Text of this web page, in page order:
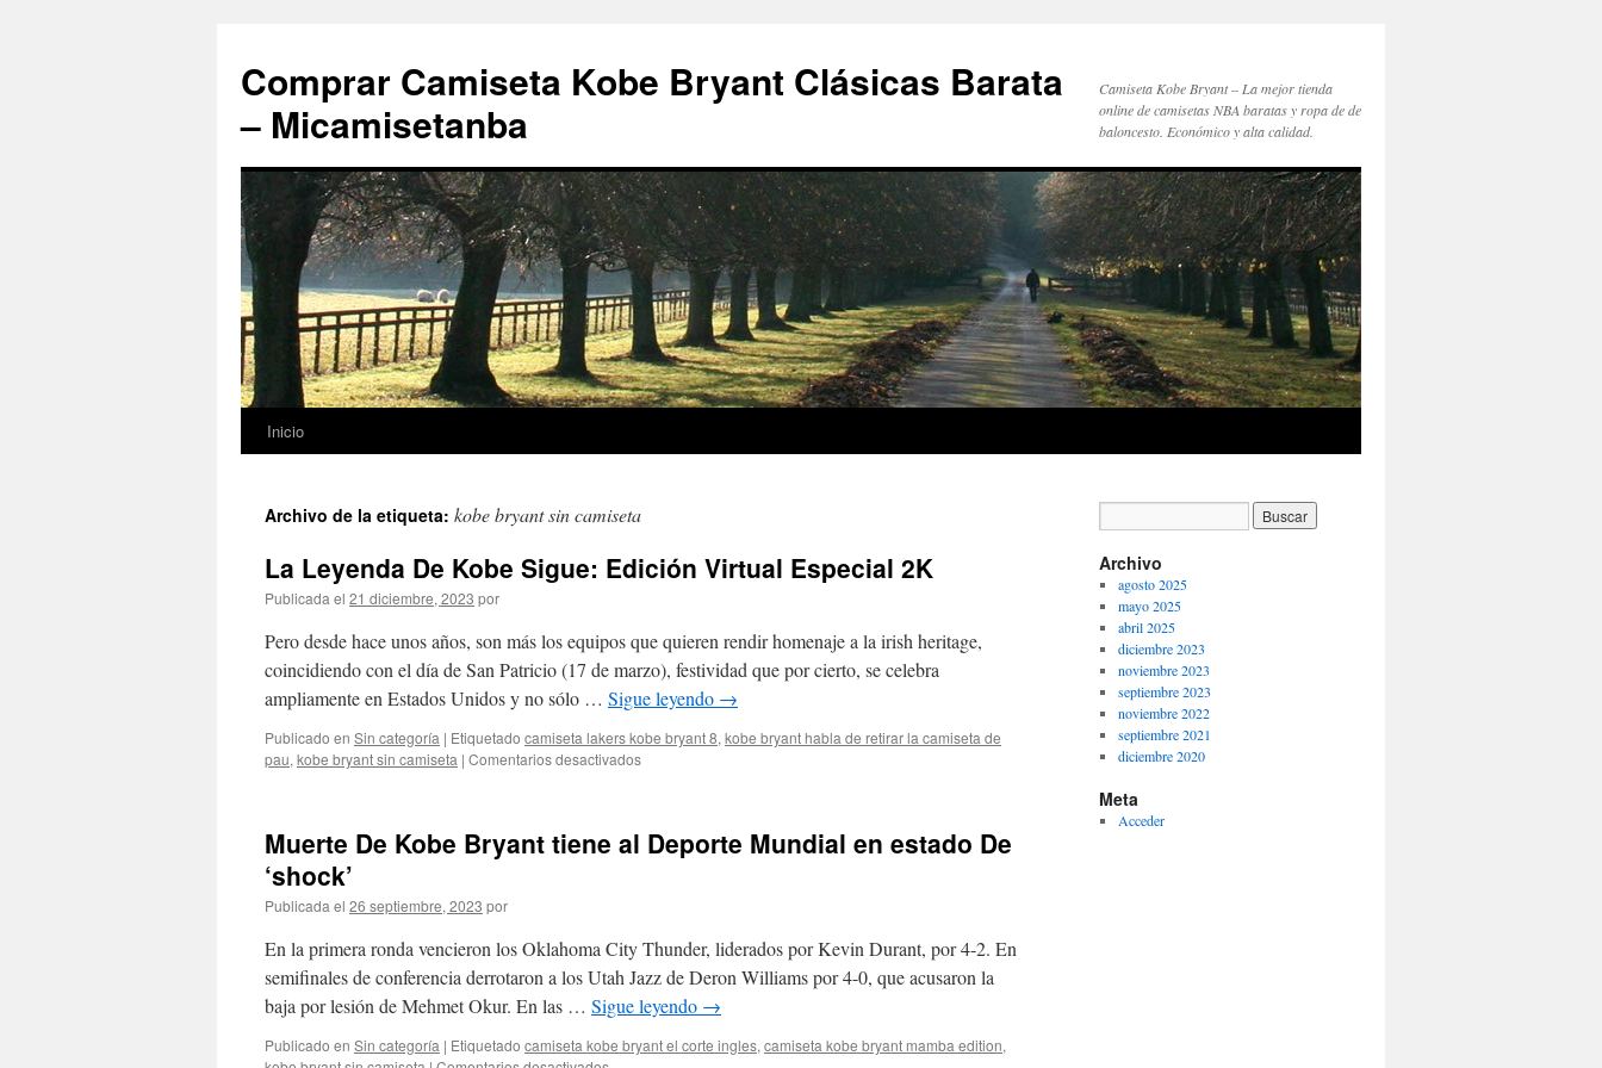
Comprar Camiseta Kobe Bryant Clásicas Barata
– Micamisetanba
Camiseta Kobe Bryant – La mejor tienda
online de camisetas NBA baratas y ropa de de
baloncesto. Económico y alta calidad.
Saltar
contenido
Inicio
Archivo de la etiqueta: kobe bryant sin camiseta
La Leyenda De Kobe Sigue: Edición Virtual Especial 2K
Publicada el 21 diciembre, 2023 por
Pero desde hace unos años, son más los equipos que quieren rendir homenaje a la irish heritage,
coincidiendo con el día de San Patricio (17 de marzo), festividad que por cierto, se celebra
ampliamente en Estados Unidos y no sólo … Sigue leyendo →
Publicado en Sin categoría | Etiquetado camiseta lakers kobe bryant 8, kobe bryant habla de retirar la camiseta de
pau, kobe bryant sin camiseta | Comentarios desactivadosen
Kobe
Sigue:
2K
Muerte De Kobe Bryant tiene al Deporte Mundial en estado De
‘shock’
Publicada el 26 septiembre, 2023 por
En la primera ronda vencieron los Oklahoma City Thunder, liderados por Kevin Durant, por 4-2. En
semifinales de conferencia derrotaron a los Utah Jazz de Deron Williams por 4-0, que acusaron la
baja por lesión de Mehmet Okur. En las … Sigue leyendo →
Publicado en Sin categoría | Etiquetado camiseta kobe bryant el corte ingles, camiseta kobe bryant mamba edition,
Archivo
agosto 2025
mayo 2025
abril 2025
diciembre 2023
noviembre 2023
septiembre 2023
noviembre 2022
septiembre 2021
diciembre 2020
Meta
Acceder